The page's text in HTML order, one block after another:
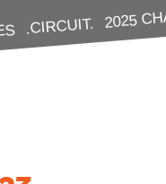
.CIRCUIT. 2025